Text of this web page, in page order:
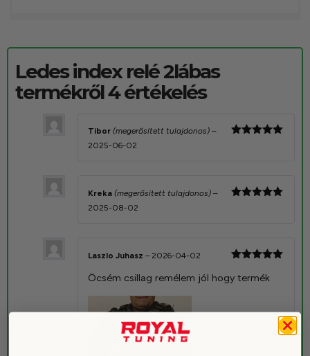
Ledes index relé 2lábas
termékről 4 értékelés
Tibor (megerősített tulajdonos) –
2025-06-02
Kreka (megerősített tulajdonos) –
2025-08-02
5 / 5
Laszlo Juhasz– 2026-04-02
Öcsém csillag remélem jól hogy termék